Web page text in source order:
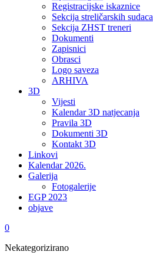
Registracijske iskaznice
Sekcija streličarskih sudaca
Sekcija ZHST treneri
Dokumenti
Zapisnici
Obrasci
Logo saveza
ARHIVA
3D
Vijesti
Kalendar 3D natjecanja
Pravila 3D
Dokumenti 3D
Kontakt 3D
Linkovi
Kalendar 2026.
Galerija
Fotogalerije
EGP 2023
objave
0
Nekategorizirano